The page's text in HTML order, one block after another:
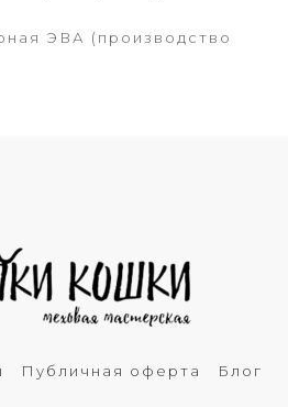
ЭВА (производство
Публичная оферта Блог